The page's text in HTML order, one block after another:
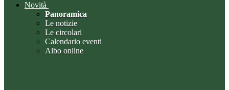
Novità
Panoramica
Le notizie
Le circolari
Calendario eventi
Albo online